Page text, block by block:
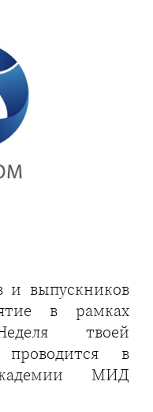
и выпускников
в рамках
твоей
в
МИД